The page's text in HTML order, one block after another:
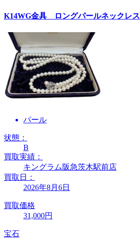
K14WG金具 ロングパールネックレス
パール
状態：
B
買取実績：
キングラム阪急茨木駅前店
買取日：
2026年8月6日
買取価格
31,000円
宝石